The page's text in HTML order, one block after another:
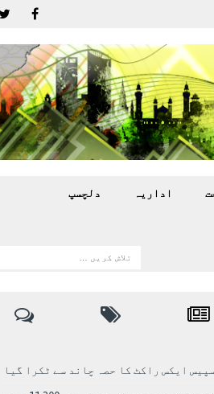
اداريہ دلچسپ
ایکس راکٹ کا حصہ چاند سے ٹکرا گیا